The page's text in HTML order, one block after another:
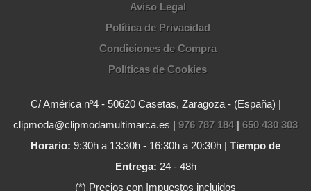
Aviso Legal
Política de Privacidad
Condiciones de Compra
Políticas de Cookies
C/ América nº4 - 50620 Casetas, Zaragoza - (España) |
clipmoda@clipmodamultimarca.es | 976 787 184| 650 430 303
Horario: 9:30h a 13:30h - 16:30h a 20:30h | Tiempo de
Entrega: 24 - 48h
(*) Precios con Impuestos incluidos